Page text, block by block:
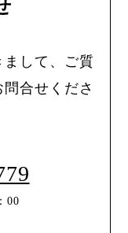
して、ご質
合せくださ
00